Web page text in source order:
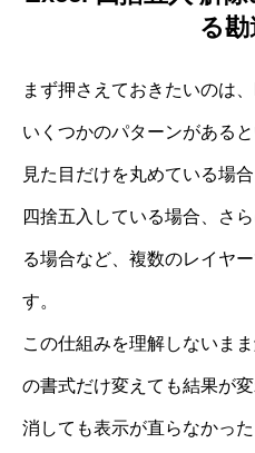
る
まず押さえておきたいのは
いくつかのパターンがあると
見た目だけを丸めている場
四捨五入している場合、さ
る場合など、複数のレイヤ
す。
この仕組みを理解しないま
の書式だけ変えても結果が
消しても表示が直らなかっ